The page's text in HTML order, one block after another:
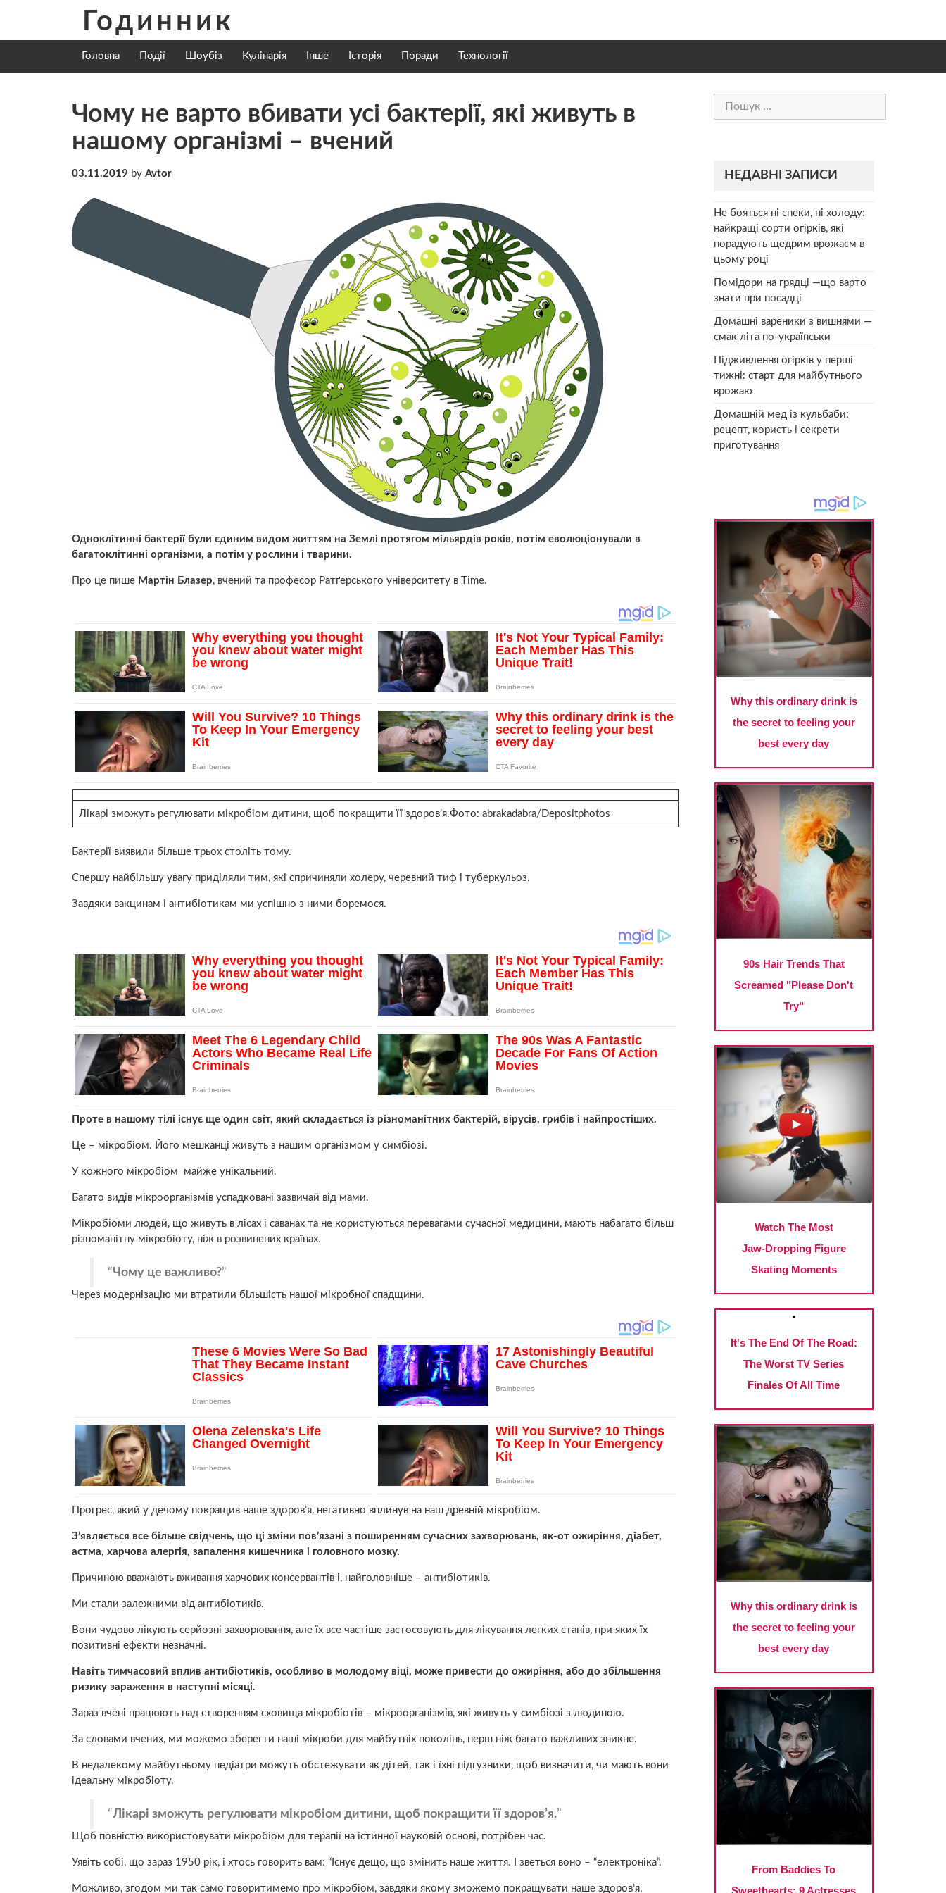
content
Годинник
Головна Події Шоубіз Кулінарія Інше Історія Поради Технології
Чому не варто вбивати усі бактерії, які живуть в
нашому організмі – вчений
03.11.2019 by Avtor
Одноклітинні бактерії були єдиним видом життям на Землі протягом мільярдів років, потім еволюціонували в
багатоклітинні організми, а потім у рослини і тварини.
Про це пише Мартін Блазер, вчений та професор Ратґерського університету в Time.
Лікарі зможуть регулювати мікробіом дитини, щоб покращити її здоров’я.Фото: abrakadabra/ Depositphotos
Бактерії виявили більше трьох століть тому.
Спершу найбільшу увагу приділяли тим, які спричиняли холеру, черевний тиф і туберкульоз.
Завдяки вакцинам і антибіотикам ми успішно з ними боремося.
Проте в нашому тілі існує ще один світ, який складається із різноманітних бактерій, вірусів, грибів і найпростіших.
Це – мікробіом. Його мешканці живуть з нашим організмом у симбіозі.
У кожного мікробіом майже унікальний.
Багато видів мікроорганізмів успадковані зазвичай від мами.
Мікробіоми людей, що живуть в лісах і саванах та не користуються перевагами сучасної медицини, мають набагато більш
різноманітну мікробіоту, ніж в розвинених країнах.
Чому це важливо?
Через модернізацію ми втратили більшість нашої мікробної спадщини.
Прогрес, який у дечому покращив наше здоров’я, негативно вплинув на наш древній мікробіом.
З’являється все більше свідчень, що ці зміни пов’язані з поширенням сучасних захворювань, як-от ожиріння, діабет,
астма, харчова алергія, запалення кишечника і головного мозку.
Причиною вважають вживання харчових консервантів і, найголовніше – антибіотиків.
Ми стали залежними від антибіотиків.
Вони чудово лікують серйозні захворювання, але їх все частіше застосовують для лікування легких станів, при яких їх
позитивні ефекти незначні.
Навіть тимчасовий вплив антибіотиків, особливо в молодому віці, може привести до ожиріння, або до збільшення
ризику зараження в наступні місяці.
Зараз вчені працюють над створенням сховища мікробіотів – мікроорганізмів, які живуть у симбіозі з людиною.
За словами вчених, ми можемо зберегти наші мікроби для майбутніх поколінь, перш ніж багато важливих зникне.
В недалекому майбутньому педіатри можуть обстежувати як дітей, так і їхні підгузники, щоб визначити, чи мають вони
ідеальну мікробіоту.
Лікарі зможуть регулювати мікробіом дитини, щоб покращити її здоров’я.
Щоб повністю використовувати мікробіом для терапії на істинної науковій основі, потрібен час.
Уявіть собі, що зараз 1950 рік, і хтось говорить вам: “Існує дещо, що змінить наше життя. І зветься воно – “електроніка”.
Можливо, згодом ми так само говоритимемо про мікробіом, завдяки якому зможемо покращувати наше здоров’я.
Пошук:
НЕДАВНІ ЗАПИСИ
Не бояться ні спеки, ні холоду:
найкращі сорти огірків, які
порадують щедрим врожаєм в
цьому році
Помідори на грядці —що варто
знати при посадці
Домашні вареники з вишнями —
смак літа по-українськи
Підживлення огірків у перші
тижні: старт для майбутнього
врожаю
Домашній мед із кульбаби:
рецепт, користь і секрети
приготування